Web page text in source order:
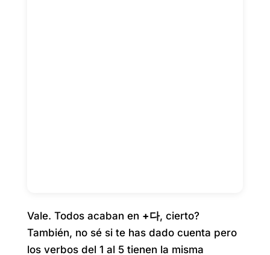
Vale. Todos acaban en +다, cierto?
También, no sé si te has dado cuenta pero
los verbos del 1 al 5 tienen la misma